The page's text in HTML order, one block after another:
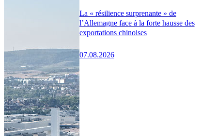
La « résilience surprenante » de
l’Allemagne face à la forte hausse des
exportations chinoises
07.08.2026